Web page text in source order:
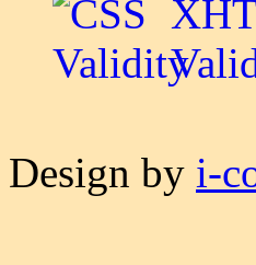
Design by i-